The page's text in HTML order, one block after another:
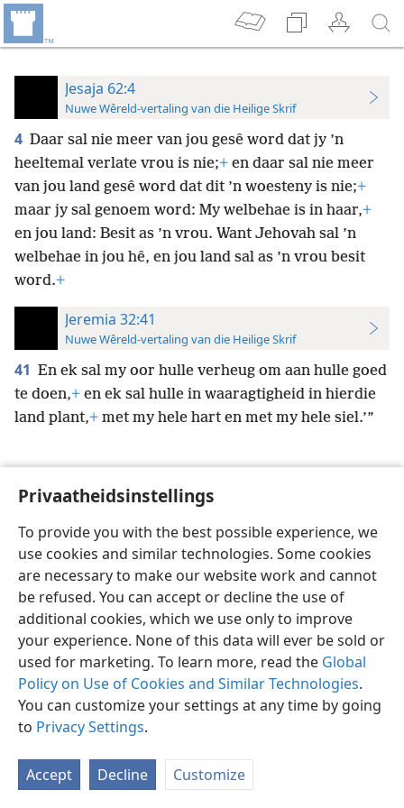
Privaatheidsinstellings
To provide you with the best possible experience, we
use cookies and similar technologies. Some cookies
are necessary to make our website work and cannot
be refused. You can accept or decline the use of
additional cookies, which we use only to improve
your experience. None of this data will ever be sold or
used for marketing. To learn more, read the Global
Policy on Use of Cookies and Similar Technologies.
You can customize your settings at any time by going
to Privacy Settings.
Accept Decline Customize
Jesaja 62:4
Nuwe Wêreld-vertaling van die Heilige Skrif
4 Daar sal nie meer van jou gesê word dat jy ’n
heeltemal verlate vrou is nie;+ en daar sal nie meer
van jou land gesê word dat dit ’n woesteny is nie;+
maar jy sal genoem word: My welbehae is in haar,+
en jou land: Besit as ’n vrou. Want Jehovah sal ’n
welbehae in jou hê, en jou land sal as ’n vrou besit
word.+
Jeremia 32:41
Nuwe Wêreld-vertaling van die Heilige Skrif
41 En ek sal my oor hulle verheug om aan hulle goed
te doen,+ en ek sal hulle in waaragtigheid in hierdie
land plant,+ met my hele hart en met my hele siel.’”
Afrikaans Voorkeure
Copyright© 2026 Watch Tower Bible and Tract Society of Pennsylvania
Gebruiksvoorwaardes Privaatheidsbeleid
Privaatheidsinstellings
Meld aan